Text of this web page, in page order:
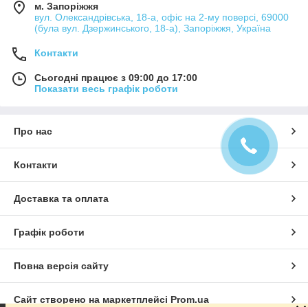
м. Запоріжжя
вул. Олександрівська, 18-а, офіс на 2-му поверсі, 69000
(була вул. Дзержинського, 18-а), Запоріжжя, Україна
Контакти
Сьогодні працює з 09:00 до 17:00
Показати весь графік роботи
Про нас
Контакти
Доставка та оплата
Графік роботи
Повна версія сайту
Сайт створено на маркетплейсі Prom.ua